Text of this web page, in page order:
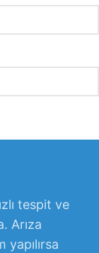
tespit ve
Arıza
yapılırsa